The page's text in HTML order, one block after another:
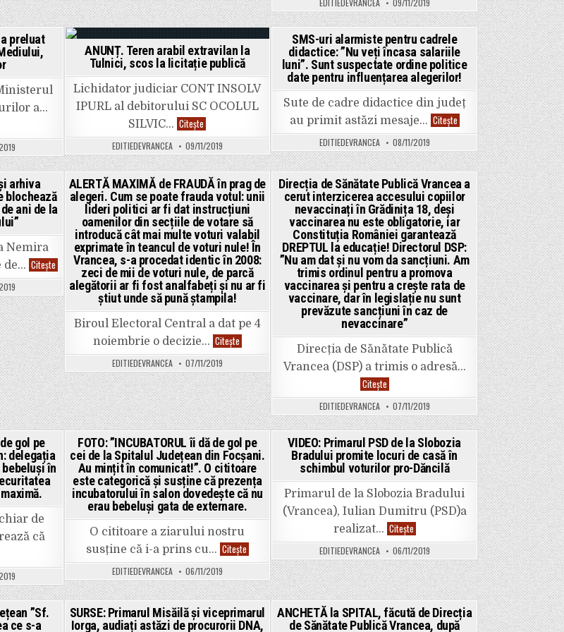
Pe
cine
crezi
că
mai
păcălești?
primul
tur
al
alegerilor
prezidențiale.
AEP
a
anunțat
că
pe
listele
electorale
permanente
figurează
18,2
milioane
de
români.
Vezi
în
articol
câți
alegători
sunt
în
fiecare
localitate
din
Vrancea!
preluat
a…
Posted
in
ANUNȚ. Teren arabil extravilan la
Tulnici, scos la licitație publică
Lichidator judiciar CONT INSOLV
IPURL al debitorului SC OCOLUL
SILVIC… Citește
Teren
arabil
extravilan
la
Tulnici,
scos
la
licitație
publică
EDITIEDEVRANCEA 09/11/2019
Posted
in
SMS-uri alarmiste pentru cadrele
didactice: ”Nu veți încasa salariile
luni”. Sunt suspectate ordine politice
date pentru influențarea alegerilor!
Sute de cadre didactice din județ
au primit astăzi mesaje… CiteșteSMS-
uri
alarmiste
pentru
cadrele
didactice:
”Nu
veți
încasa
salariile
Sunt
suspectate
ordine
politice
date
pentru
influențarea
alegerilor!
EDITIEDEVRANCEA 08/11/2019
arhiva
blochează
ani de la
Nemira
de… Citește
C.
Dogaru:
”Guvernul
și
arhiva
Trupelor
de
Securitate.
Cine
blochează
accesul
la
documente
la
30
de
ani
de
căderea
comunismului”
Posted
in
ALERTĂ MAXIMĂ de FRAUDĂ în prag de
alegeri. Cum se poate frauda votul: unii
lideri politici ar fi dat instrucțiuni
oamenilor din secțiile de votare să
introducă cât mai multe voturi valabil
exprimate în teancul de voturi nule! În
Vrancea, s-a procedat identic în 2008:
zeci de mii de voturi nule, de parcă
alegătorii ar fi fost analfabeți și nu ar fi
știut unde să pună ștampila!
Biroul Electoral Central a dat pe 4
noiembrie o decizie… CiteșteALERTĂ
MAXIMĂ
de
în
prag
de
alegeri.
Cum
se
poate
frauda
votul:
unii
lideri
politici
ar
fi
dat
instrucțiuni
oamenilor
din
secțiile
de
votare
introducă
cât
mai
voturi
valabil
EDITIEDEVRANCEA 07/11/2019
Posted
in
Direcția de Sănătate Publică Vrancea a
cerut interzicerea accesului copiilor
nevaccinați în Grădinița 18, deși
vaccinarea nu este obligatorie, iar
Constituția României garantează
DREPTUL la educație! Directorul DSP:
”Nu am dat și nu vom da sancțiuni. Am
trimis ordinul pentru a promova
vaccinarea și pentru a crește rata de
vaccinare, dar în legislație nu sunt
prevăzute sancțiuni în caz de
nevaccinare”
Direcția de Sănătate Publică
Vrancea (DSP) a trimis o adresă…
CiteșteDirecția
de
Sănătate
Publică
Vrancea
a
cerut
interzicerea
accesului
copiilor
nevaccinați
în
Grădinița
18,
deși
vaccinarea
nu
este
obligatorie,
iar
Constituția
României
garantează
DREPTUL
la
educație!
Directorul
EDITIEDEVRANCEA 07/11/2019
gol pe
delegația
în
de
că
Posted
in
FOTO: ”INCUBATORUL îi dă de gol pe
cei de la Spitalul Județean din Focșani.
Au mințit în comunicat!”. O cititoare
este categorică și susține că prezența
incubatorului în salon dovedește că nu
erau bebeluși gata de externare.
O cititoare a ziarului nostru
susține că i-a prins cu… CiteșteFOTO:
”INCUBATORUL
îi
de
gol
pe
cei
de
EDITIEDEVRANCEA 06/11/2019
Posted
in
VIDEO: Primarul PSD de la Slobozia
Bradului promite locuri de casă în
schimbul voturilor pro-Dăncilă
Primarul de la Slobozia Bradului
(Vrancea), Iulian Dumitru (PSD)a
realizat… CiteșteVIDEO:
Primarul
PSD
de
la
Slobozia
Bradului
promite
locuri
de
casă
în
EDITIEDEVRANCEA 06/11/2019
”Sf.
ce s-a
Posted
SURSE: Primarul Misăilă și viceprimarul
Iorga, audiați astăzi de procurorii DNA,
Posted
ANCHETĂ la SPITAL, făcută de Direcția
de Sănătate Publică Vrancea, după